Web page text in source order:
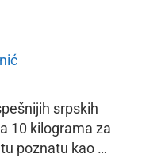
srpskih
10 kilograma za
poznatu kao …